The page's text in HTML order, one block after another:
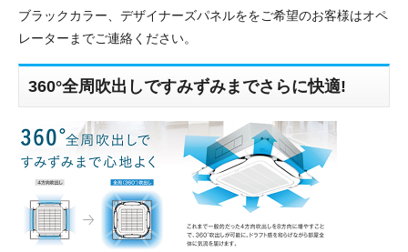
ブラックカラー、デザイナーズパネルををご希望のお客様はオペ
レーターまでご連絡ください。
360°全周吹出しですみずみまでさらに快適!